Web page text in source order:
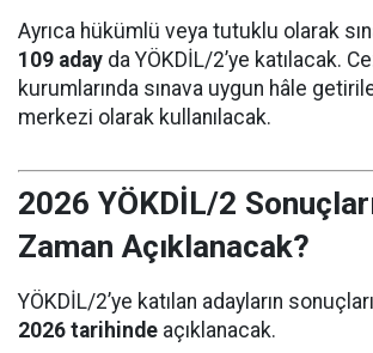
Ayrıca hükümlü veya tutuklu olarak
109 aday da YÖKDİL/2’ye katılacak.
kurumlarında sınava uygun hâle
merkezi olarak kullanılacak.
2026 YÖKDİL/2
Zaman Açıklanacak?
YÖKDİL/2’ye katılan adayların sonuçları
2026 tarihinde açıklanacak.